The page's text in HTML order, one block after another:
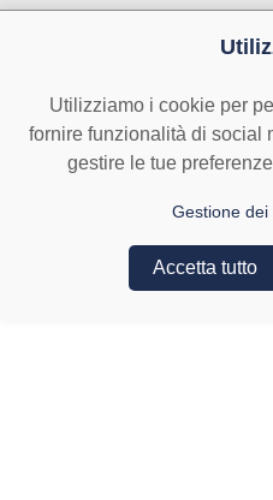
Utilizziamo i cookie per
fornire funzionalità di social
gestire le tue
Gestione dei
Accetta tutto